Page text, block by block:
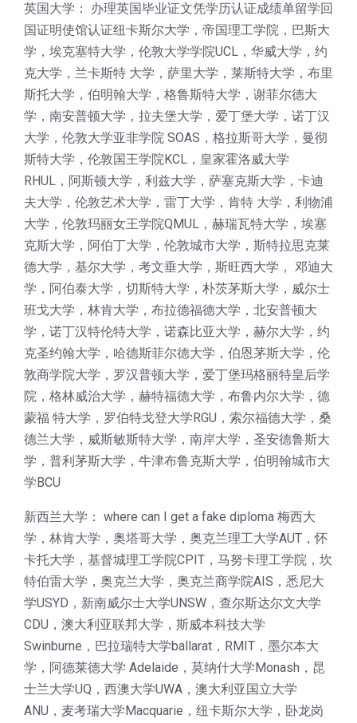
英国大学： 办理英国毕业证文凭学历认证成绩单留学回
国证明使馆认证纽卡斯尔大学，帝国理工学院，巴斯大
学，埃克塞特大学，伦敦大学学院UCL，华威大学，约
克大学，兰卡斯特 大学，萨里大学，莱斯特大学，布里
斯托大学，伯明翰大学，格鲁斯特大学，谢菲尔德大
学，南安普顿大学，拉夫堡大学，爱丁堡大学，诺丁汉
大学，伦敦大学亚非学院 SOAS，格拉斯哥大学，曼彻
斯特大学，伦敦国王学院KCL，皇家霍洛威大学
RHUL，阿斯顿大学，利兹大学，萨塞克斯大学，卡迪
夫大学，伦敦艺术大学，雷丁大学，肯特 大学，利物浦
大学，伦敦玛丽女王学院QMUL，赫瑞瓦特大学，埃塞
克斯大学，阿伯丁大学，伦敦城市大学，斯特拉思克莱
德大学，基尔大学，考文垂大学，斯旺西大学， 邓迪大
学，阿伯泰大学，切斯特大学，朴茨茅斯大学，威尔士
班戈大学，林肯大学，布拉德福德大学，北安普顿大
学，诺丁汉特伦特大学，诺森比亚大学，赫尔大学，约
克圣约翰大学，哈德斯菲尔德大学，伯恩茅斯大学，伦
敦商学院大学，罗汉普顿大学，爱丁堡玛格丽特皇后学
院，格林威治大学，赫特福德大学，布鲁内尔大学，德
蒙福 特大学，罗伯特戈登大学RGU，索尔福德大学，桑
德兰大学，威斯敏斯特大学，南岸大学，圣安德鲁斯大
学，普利茅斯大学，牛津布鲁克斯大学，伯明翰城市大
学BCU
新西兰大学： where can I get a fake diploma 梅西大
学，林肯大学，奥塔哥大学，奥克兰理工大学AUT，怀
卡托大学，基督城理工学院CPIT，马努卡理工学院，坎
特伯雷大学，奥克兰大学，奥克兰商学院AIS，悉尼大
学USYD，新南威尔士大学UNSW，查尔斯达尔文大学
CDU，澳大利亚联邦大学，斯威本科技大学
Swinburne，巴拉瑞特大学ballarat，RMIT，墨尔本大
学，阿德莱德大学 Adelaide，莫纳什大学Monash，昆
士兰大学UQ，西澳大学UWA，澳大利亚国立大学
ANU，麦考瑞大学Macquarie，纽卡斯尔大学，卧龙岗